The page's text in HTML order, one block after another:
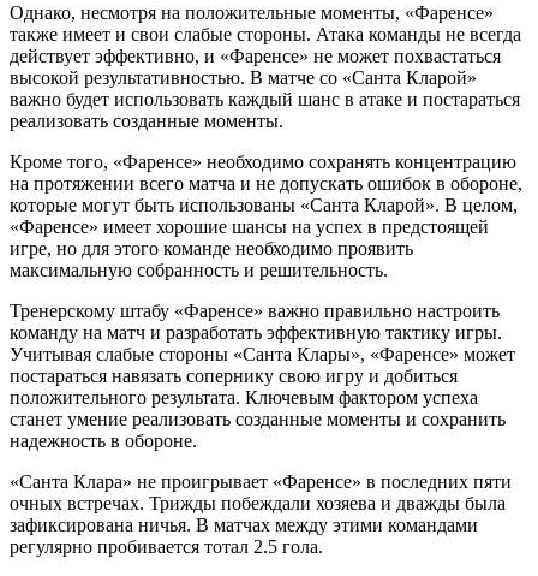
Однако, несмотря на положительные моменты, «Фаренсе»
также имеет и свои слабые стороны. Атака команды не всегда
действует эффективно, и «Фаренсе» не может похвастаться
высокой результативностью. В матче со «Санта Кларой»
важно будет использовать каждый шанс в атаке и постараться
реализовать созданные моменты.
Кроме того, «Фаренсе» необходимо сохранять концентрацию
на протяжении всего матча и не допускать ошибок в обороне,
которые могут быть использованы «Санта Кларой». В целом,
«Фаренсе» имеет хорошие шансы на успех в предстоящей
игре, но для этого команде необходимо проявить
максимальную собранность и решительность.
Тренерскому штабу «Фаренсе» важно правильно настроить
команду на матч и разработать эффективную тактику игры.
Учитывая слабые стороны «Санта Клары», «Фаренсе» может
постараться навязать сопернику свою игру и добиться
положительного результата. Ключевым фактором успеха
станет умение реализовать созданные моменты и сохранить
надежность в обороне.
«Санта Клара» не проигрывает «Фаренсе» в последних пяти
очных встречах. Трижды побеждали хозяева и дважды была
зафиксирована ничья. В матчах между этими командами
регулярно пробивается тотал 2.5 гола.